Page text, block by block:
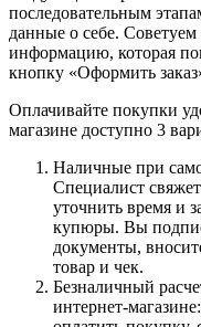
последовательным
данные о себе. Советуем
информацию, которая
кнопку «Оформить
Оплачивайте покупки
магазине доступно 3
Наличные при
Специалист
уточнить время и
купюры. Вы
документы,
товар и чек.
Безналичный
интернет-